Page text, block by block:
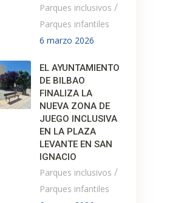
Parques inclusivos /
Parques infantiles
6 marzo 2026
EL AYUNTAMIENTO
DE BILBAO
FINALIZA LA
NUEVA ZONA DE
JUEGO INCLUSIVA
EN LA PLAZA
LEVANTE EN SAN
IGNACIO
Parques inclusivos /
Parques infantiles